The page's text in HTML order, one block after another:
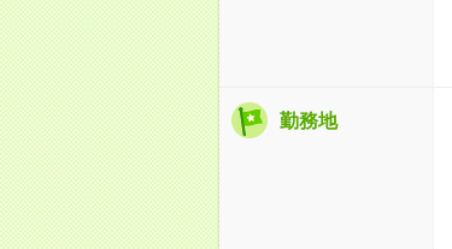
勤務地